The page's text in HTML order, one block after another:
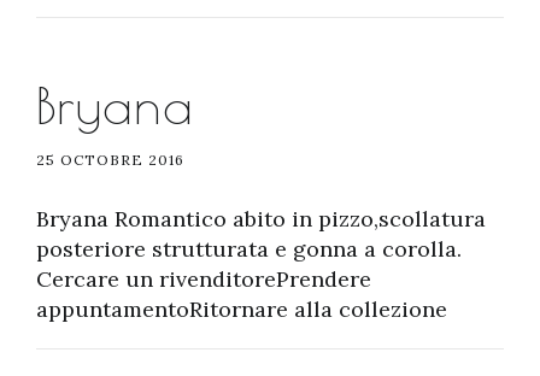
Bryana
25 OCTOBRE 2016
Bryana Romantico abito in pizzo,scollatura
posteriore strutturata e gonna a corolla.
Cercare un rivenditorePrendere
appuntamentoRitornare alla collezione